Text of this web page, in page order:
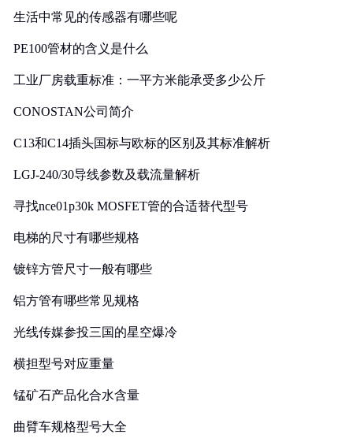
生活中常见的传感器有哪些呢
PE100管材的含义是什么
工业厂房载重标准：一平方米能承受多少公斤
CONOSTAN公司简介
C13和C14插头国标与欧标的区别及其标准解析
LGJ-240/30导线参数及载流量解析
寻找nce01p30k MOSFET管的合适替代型号
电梯的尺寸有哪些规格
镀锌方管尺寸一般有哪些
铝方管有哪些常见规格
光线传媒参投三国的星空爆冷
横担型号对应重量
锰矿石产品化合水含量
曲臂车规格型号大全